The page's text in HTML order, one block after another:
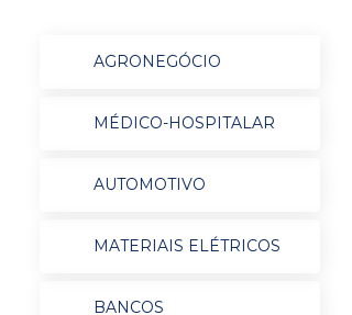
AGRONEGÓCIO
MÉDICO-HOSPITALAR
AUTOMOTIVO
MATERIAIS ELÉTRICOS
BANCOS